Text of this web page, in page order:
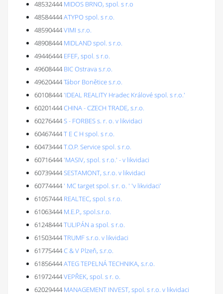
48532444 MIDOS BRNO, spol. s r.o
48584444ATYPO spol. s r.o.
48590444VIMI s.r.o.
48908444 MIDLAND spol. s r.o.
49446444 EFEF, spol. s r.o.
49608444 BIC Ostrava s.r.o.
49620444Tábor Bonětice s.r.o.
60108444'IDEAL REALITY Hradec Králové spol. s r.o.'
60201444CHINA - CZECH TRADE, s.r.o.
60276444S - FORBES s. r. o. v likvidaci
60467444T E C H spol. s r.o.
60473444T.O.P. Service spol. s r.o.
60716444'MASIV, spol. s r.o.' - v likvidaci
60739444SESTAMONT, s.r.o. v likvidaci
60774444' MC target spol. s r. o. ' 'v likvidaci'
61057444 REALTEC, spol. s r.o.
61063444 M.E.P., spol.s.r.o.
61248444TULIPÁN a spol. s r.o.
61503444TRUMF s.r.o. v likvidaci
61775444C & V Plzeň, s.r.o.
61856444ATEG TEPELNÁ TECHNIKA, s.r.o.
61972444VEPŘEK, spol. s r. o.
62029444 MANAGEMENT INVEST, spol. s r.o. v likvidaci